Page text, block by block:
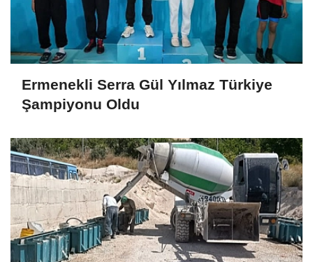
Ermenekli Serra Gül Yılmaz Türkiye
Şampiyonu Oldu